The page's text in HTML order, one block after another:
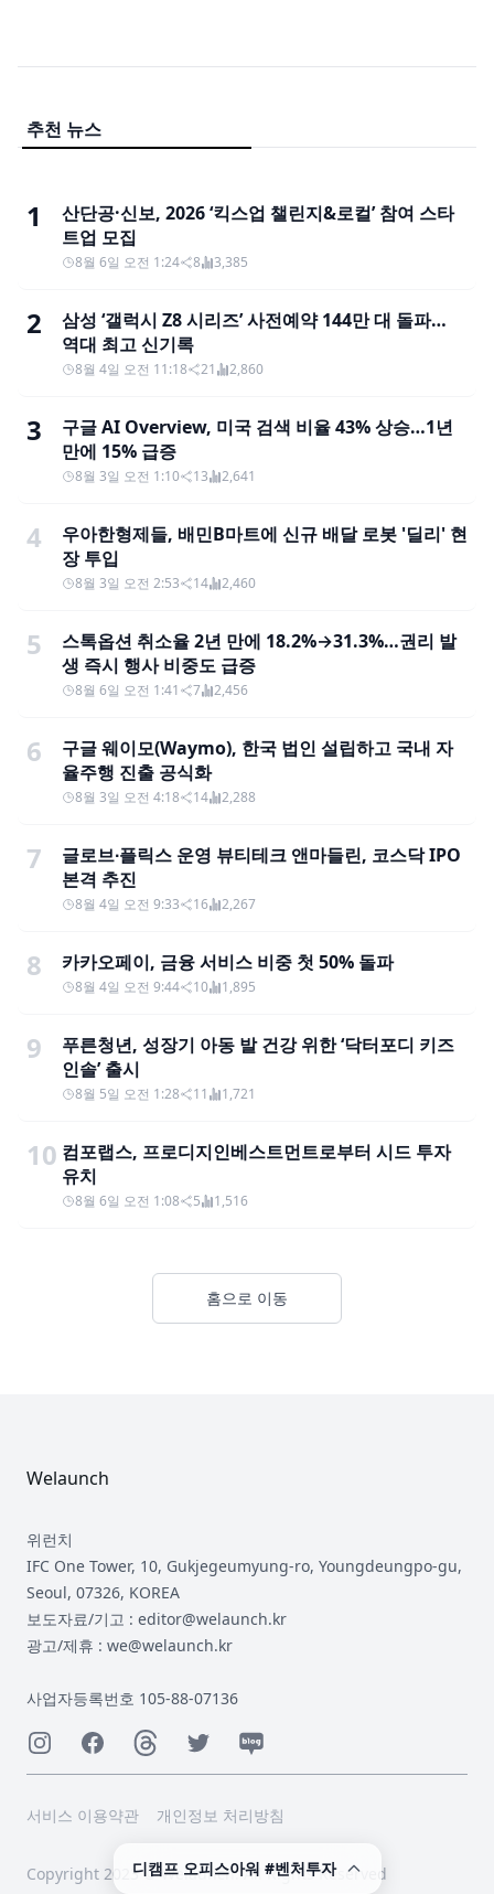
추천 뉴스
1
산단공·신보, 2026 ‘킥스업 챌린지&로컬’ 참여 스타
트업 모집
8월 6일 오전 1:24 8 3,385
2
삼성 ‘갤럭시 Z8 시리즈’ 사전예약 144만 대 돌파…
역대 최고 신기록
8월 4일 오전 11:18 21 2,860
3
구글 AI Overview, 미국 검색 비율 43% 상승…1년
만에 15% 급증
8월 3일 오전 1:10 13 2,641
4
우아한형제들, 배민B마트에 신규 배달 로봇 '딜리' 현
장 투입
8월 3일 오전 2:53 14 2,460
5
스톡옵션 취소율 2년 만에 18.2%→31.3%…권리 발
생 즉시 행사 비중도 급증
8월 6일 오전 1:41 7 2,456
6
구글 웨이모(Waymo), 한국 법인 설립하고 국내 자
율주행 진출 공식화
8월 3일 오전 4:18 14 2,288
7
글로브∙플릭스 운영 뷰티테크 앤마들린, 코스닥 IPO
본격 추진
8월 4일 오전 9:33 16 2,267
8 카카오페이, 금융 서비스 비중 첫 50% 돌파
8월 4일 오전 9:44 10 1,895
9
푸른청년, 성장기 아동 발 건강 위한 ‘닥터포디 키즈
인솔’ 출시
8월 5일 오전 1:28 11 1,721
10 컴포랩스, 프로디지인베스트먼트로부터 시드 투자
유치
8월 6일 오전 1:08 5 1,516
홈으로 이동
Welaunch
위런치
IFC One Tower, 10, Gukjegeumyung-ro, Youngdeungpo-gu,
Seoul, 07326, KOREA
보도자료/기고 : editor@welaunch.kr
광고/제휴 : we@welaunch.kr
사업자등록번호 105-88-07136
InstagramFacebookThreadsTwitterNaver
서비스 이용약관 개인정보 처리방침
Copyright 2023 © Welaunch. All Rights Reserved
디캠프 오피스아워 #벤처투자